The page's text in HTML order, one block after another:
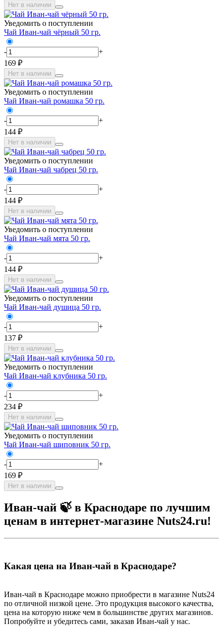
Нет в наличии
Уведомить о поступлении
Чай Иван-чай чёрный 50 гр.
-
+
169 ₽
Нет в наличии
Уведомить о поступлении
Чай Иван-чай ромашка 50 гр.
-
+
144 ₽
Нет в наличии
Уведомить о поступлении
Чай Иван-чай чабрец 50 гр.
-
+
144 ₽
Нет в наличии
Уведомить о поступлении
Чай Иван-чай мята 50 гр.
-
+
144 ₽
Нет в наличии
Уведомить о поступлении
Чай Иван-чай душица 50 гр.
-
+
137 ₽
Нет в наличии
Уведомить о поступлении
Чай Иван-чай клубника 50 гр.
-
+
234 ₽
Нет в наличии
Уведомить о поступлении
Чай Иван-чай шиповник 50 гр.
-
+
169 ₽
Нет в наличии
Иван-чай 🍃 в Краснодаре по лучшим
ценам в интернет-магазине Nuts24.ru!
Какая цена на Иван-чай в Краснодаре?
Иван-чай в Краснодаре можно приобрести в магазине Nuts24
по отличной низкой цене. Это продукция высокого качества,
цена на которую ниже чем в большинстве других магазинов.
Попробуйте и убедитесь сами, заказав Иван-чай у нас.